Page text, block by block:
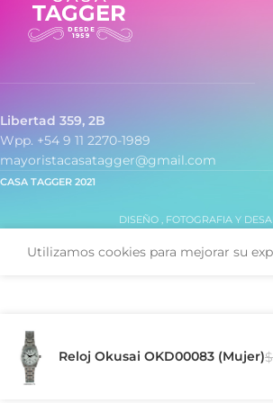
Libertad 359, 2B
Wpp. +54 9 11 2270-1989
mayoristacasatagger@gmail.com
CASA TAGGER 2021
DISEÑO , FOTOGRAFIA Y
Utilizamos cookies para mejorar su
Reloj Okusai OKD00083 (Mujer)$